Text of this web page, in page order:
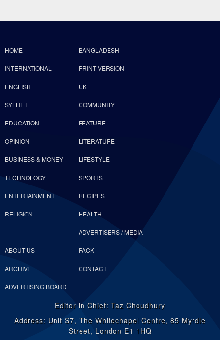
HOME BANGLADESH
INTERNATIONAL PRINT VERSION
ENGLISH UK
SYLHET COMMUNITY
EDUCATION FEATURE
OPINION LITERATURE
BUSINESS & MONEY LIFESTYLE
TECHNOLOGY SPORTS
ENTERTAINMENT RECIPES
RELIGION HEALTH
ABOUT US
ADVERTISERS / MEDIA
PACK
ARCHIVE CONTACT
ADVERTISING BOARD
Editor in Chief: Taz Choudhury
Address: Unit S7, The Whitechapel Centre, 85 Myrdle
Street, London E1 1HQ